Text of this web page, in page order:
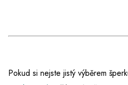
Pokud si nejste jistý výběrem